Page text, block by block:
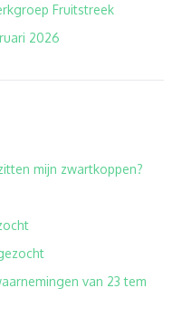
Fruitstreek
2026
mijn zwartkoppen?
van 23 tem